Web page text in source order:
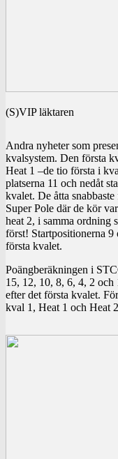
(S)VIP läktaren
Andra nyheter som
kvalsystem. Den första
Heat 1 –de tio första i
platserna 11 och nedåt
kvalet. De åtta
Super Pole där de kör
heat 2, i samma ordning
först! Startpositionerna 9
första kvalet.
Poängberäkningen i
15, 12, 10, 8, 6, 4, 2
efter det första kvalet.
kval 1, Heat 1 och Heat